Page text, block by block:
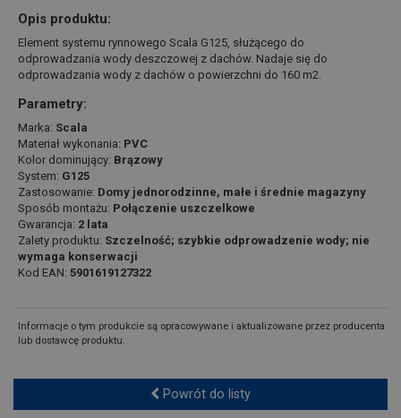
Opis produktu:
Element systemu rynnowego Scala G125, służącego do
odprowadzania wody deszczowej z dachów. Nadaje się do
odprowadzania wody z dachów o powierzchni do 160 m2.
Parametry:
Marka: Scala
Materiał wykonania: PVC
Kolor dominujący: Brązowy
System: G125
Zastosowanie: Domy jednorodzinne, małe i średnie magazyny
Sposób montażu: Połączenie uszczelkowe
Gwarancja: 2 lata
Zalety produktu: Szczelność; szybkie odprowadzenie wody; nie
wymaga konserwacji
Kod EAN: 5901619127322
Informacje o tym produkcie są opracowywane i aktualizowane przez producenta
lub dostawcę produktu.
Powrót do listy